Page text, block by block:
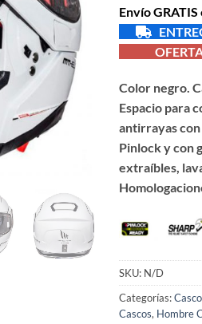
Envío
OFERTA
Color negro.
Espacio para
antirrayas
Pinlock y con
extraíbles,
SKU: N/D
Categorías:
Cascos, Hombre